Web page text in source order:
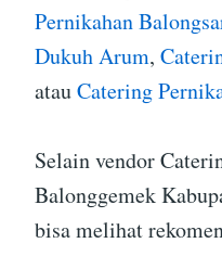
Pernikahan
Dukuh Arum,
atauCatering
Selain vendor
Balonggemek
bisa melihat